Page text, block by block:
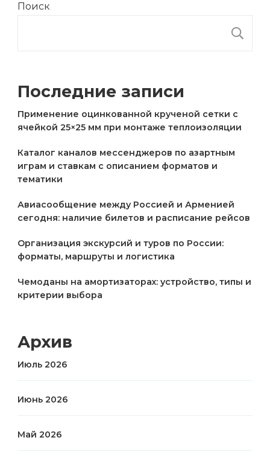
Поиск
Последние записи
Применение оцинкованной крученой сетки с
ячейкой 25×25 мм при монтаже теплоизоляции
Каталог каналов мессенджеров по азартным
играм и ставкам с описанием форматов и
тематики
Авиасообщение между Россией и Арменией
сегодня: наличие билетов и расписание рейсов
Организация экскурсий и туров по России:
форматы, маршруты и логистика
Чемоданы на амортизаторах: устройство, типы и
критерии выбора
Архив
Июль 2026
Июнь 2026
Май 2026